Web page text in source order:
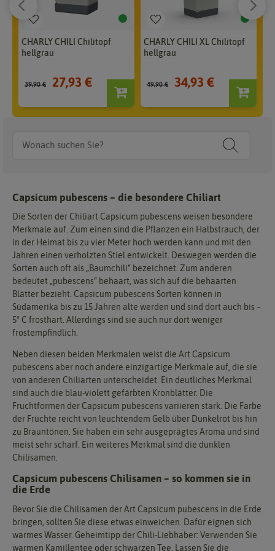
CHARLY CHILI Chilitopf
hellgrau
39,90 € 27,93 €
CHARLY CHILI XL Chilitopf
hellgrau
49,90 € 34,93 €
Capsicum pubescens – die besondere Chiliart
Die Sorten der Chiliart Capsicum pubescens weisen besondere
Merkmale auf. Zum einen sind die Pflanzen ein Halbstrauch, der
in der Heimat bis zu vier Meter hoch werden kann und mit den
Jahren einen verholzten Stiel entwickelt. Deswegen werden die
Sorten auch oft als „Baumchili“ bezeichnet. Zum anderen
bedeutet „pubescens“ behaart, was sich auf die behaarten
Blätter bezieht. Capsicum pubescens Sorten können in
Südamerika bis zu 15 Jahren alte werden und sind dort auch bis –
5° C frosthart. Allerdings sind sie auch nur dort weniger
frostempfindlich.
Neben diesen beiden Merkmalen weist die Art Capsicum
pubescens aber noch andere einzigartige Merkmale auf, die sie
von anderen Chiliarten unterscheidet. Ein deutliches Merkmal
sind auch die blau-violett gefärbten Kronblätter. Die
Fruchtformen der Capsicum pubescens variieren stark. Die Farbe
der Früchte reicht von leuchtendem Gelb über Dunkelrot bis hin
zu Brauntönen. Sie haben ein sehr ausgeprägtes Aroma und sind
meist sehr scharf. Ein weiteres Merkmal sind die dunklen
Chilisamen.
Capsicum pubescens Chilisamen – so kommen sie in
die Erde
Bevor Sie die Chilisamen der Art Capsicum pubescens in die Erde
bringen, sollten Sie diese etwas einweichen. Dafür eignen sich
warmes Wasser. Geheimtipp der Chili-Liebhaber: Verwenden Sie
warmen Kamillentee oder schwarzen Tee. Lassen Sie die